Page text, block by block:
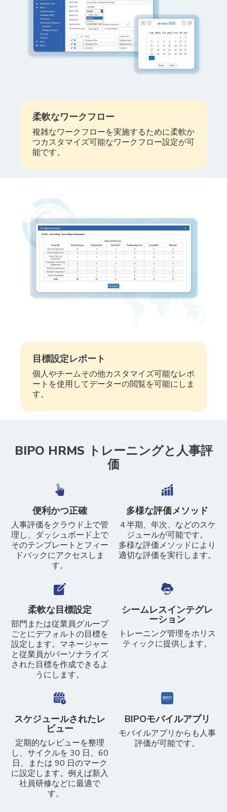
柔軟なワークフロー
​複雑なワークフローを実施するために柔軟か
つカスタマイズ可能なワークフロー設定が可
能です。
目標設定レポート
個人やチームその他カスタマイズ可能なレポ
ートを使用してデーターの閲覧を可能にしま
す。
BIPO HRMS トレーニングと人事評
価
便利かつ正確
人事評価をクラウド上で管
理し、ダッシュボード上で
そのテンプレートとフィー
ドバックにアクセスしま
す。
多様な評価メソッド ​
４半期、年次、などのスケ
ジュールが可能です。
多様な評価メソッドにより
適切な評価を実行します。
柔軟な目標設定​
部門または従業員グループ
ごとにデフォルトの目標を
設定します。マネージャー
と従業員がパーソナライズ
された目標を作成できるよ
うにします。
シームレスインテグレ
ーション
トレーニング管理をホリス
ティックに提供します。
スケジュールされたレ
ビュー
定期的なレビューを整理
し、サイクルを 30 日、60
日、または 90 日のマーク
に設定します。例えば新入
社員研修などに最適で
す。
BIPOモバイルアプリ
モバイルアプリからも人事
評価が可能です。